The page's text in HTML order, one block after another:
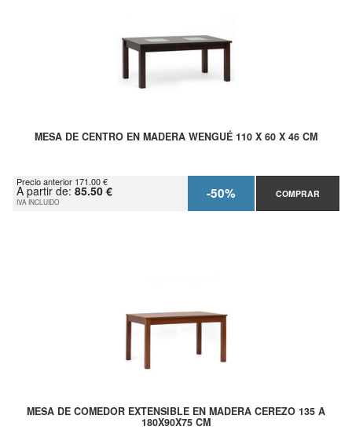
MESA DE CENTRO EN MADERA WENGUÉ 110 X 60 X 46 CM
Precio anterior 171.00 €
A partir de: 85.50 €
IVA INCLUIDO -50% COMPRAR
MESA DE COMEDOR EXTENSIBLE EN MADERA CEREZO 135 A
180X90X75 CM